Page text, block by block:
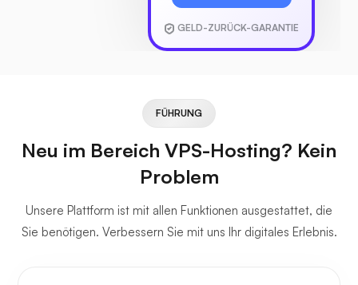
GELD-ZURÜCK-GARANTIE
FÜHRUNG
Neu im Bereich VPS-Hosting? Kein
Problem
Unsere Plattform ist mit allen Funktionen ausgestattet, die
Sie benötigen. Verbessern Sie mit uns Ihr digitales Erlebnis.